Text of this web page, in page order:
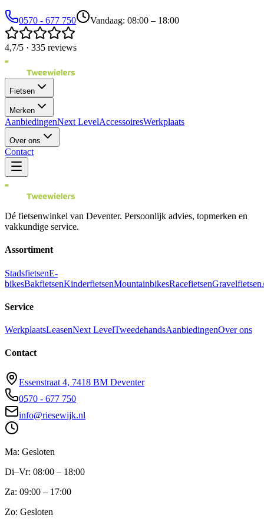
0570 - 677 750 Vandaag: 08:00 – 18:00
4,7/5 · 335 reviews
Fietsen
Merken
AanbiedingenNext LevelAccessoiresWerkplaats
Over ons
Contact
Dé fietsenwinkel van Deventer. Persoonlijk advies, topmerken en
vakkundige service.
Assortiment
StadsfietsenE-
bikesBakfietsenKinderfietsenMountainbikesRacefietsenGravelfietsen
Service
WerkplaatsLeasenNext LevelTweedehandsAanbiedingenOver ons
Contact
Essenstraat 4, 7418 BM Deventer
0570 - 677 750
info@riesewijk.nl
Ma: Gesloten
Di–Vr: 08:00 – 18:00
Za: 09:00 – 17:00
Zo: Gesloten